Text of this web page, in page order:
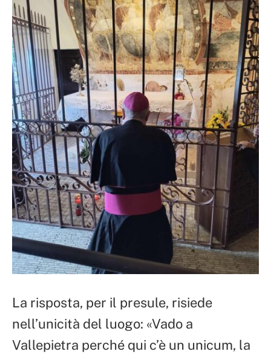
La risposta, per il presule, risiede
nell’unicità del luogo: «Vado a
Vallepietra perché qui c’è un unicum, la